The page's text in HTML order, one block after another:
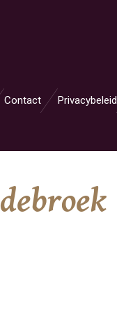
Contact Privacybeleid